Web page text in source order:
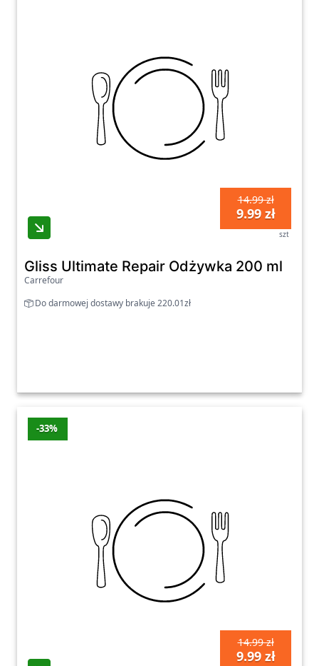
14.99 zł
9.99 zł
szt
Gliss Ultimate Repair Odżywka 200 ml
Carrefour
Do darmowej dostawy brakuje 220.01zł
-33%
14.99 zł
9.99 zł